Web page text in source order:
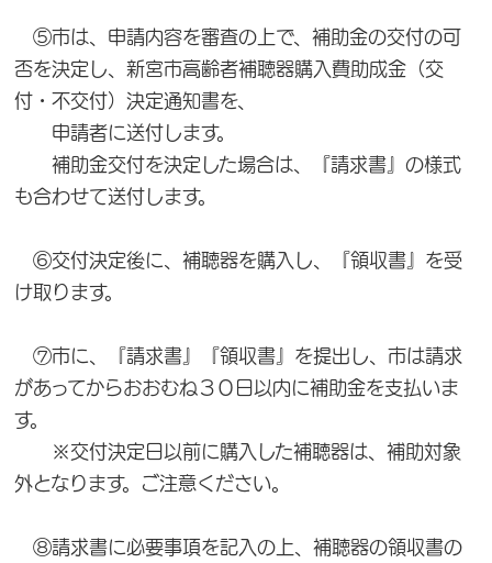
⑤市は、申請内容を審査の上で、補助金の交付の可
否を決定し、新宮市高齢者補聴器購入費助成金（交
付・不交付）決定通知書を、
申請者に送付します。
補助金交付を決定した場合は、『請求書』の様式
も合わせて送付します。
⑥交付決定後に、補聴器を購入し、『領収書』を受
け取ります。
⑦市に、『請求書』『領収書』を提出し、市は請求
があってからおおむね３０日以内に補助金を支払いま
す。
※交付決定日以前に購入した補聴器は、補助対象
外となります。ご注意ください。
⑧請求書に必要事項を記入の上、補聴器の領収書の